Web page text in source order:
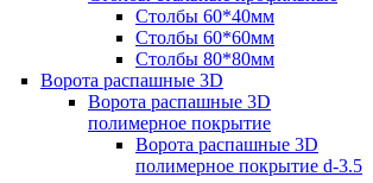
Столбы 60*40мм
Столбы 60*60мм
Столбы 80*80мм
Ворота распашные 3D
Ворота распашные 3D
полимерное покрытие
Ворота распашные 3D
полимерное покрытие d-3.5